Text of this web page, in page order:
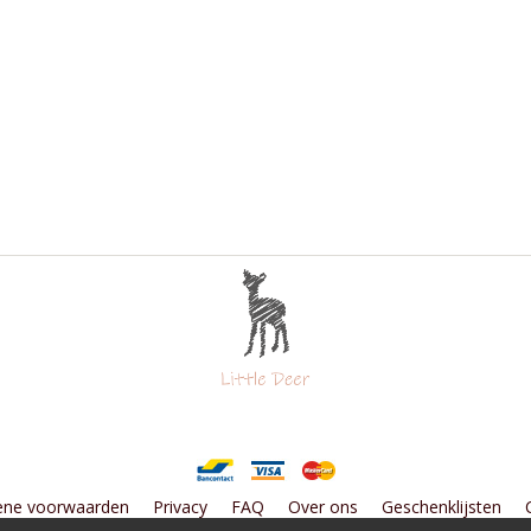
voorwaarden Privacy FAQ Over ons Geschenklijsten